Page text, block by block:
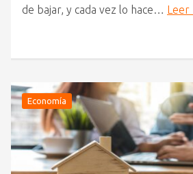
de bajar, y cada vez lo hace… Leer
Economía